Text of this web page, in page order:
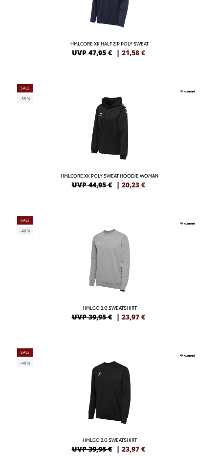
HMLCORE XK HALF ZIP POLY SWEAT
UVP 47,95 € | 21,58 €
SALE
-55%
HMLCORE XK POLY SWEAT HOODIE WOMAN
UVP 44,95 € | 20,23 €
SALE
-40%
HMLGO 2.0 SWEATSHIRT
UVP 39,95 € | 23,97 €
SALE
-40%
HMLGO 2.0 SWEATSHIRT
UVP 39,95 € | 23,97 €